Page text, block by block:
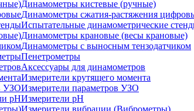
Динамометры кистевые (ручные)
Динамометры сжатия-растяжения
Испытательные динамометрические
Динамометры крановые (весы крановые)
Динамометры с выносным тензодатчиком
Пенетрометры
Аксессуары для динамометров
Измерители крутящего момента
Измерители параметров УЗО
Измерители pH
Измерители вибрации (Виброметры)